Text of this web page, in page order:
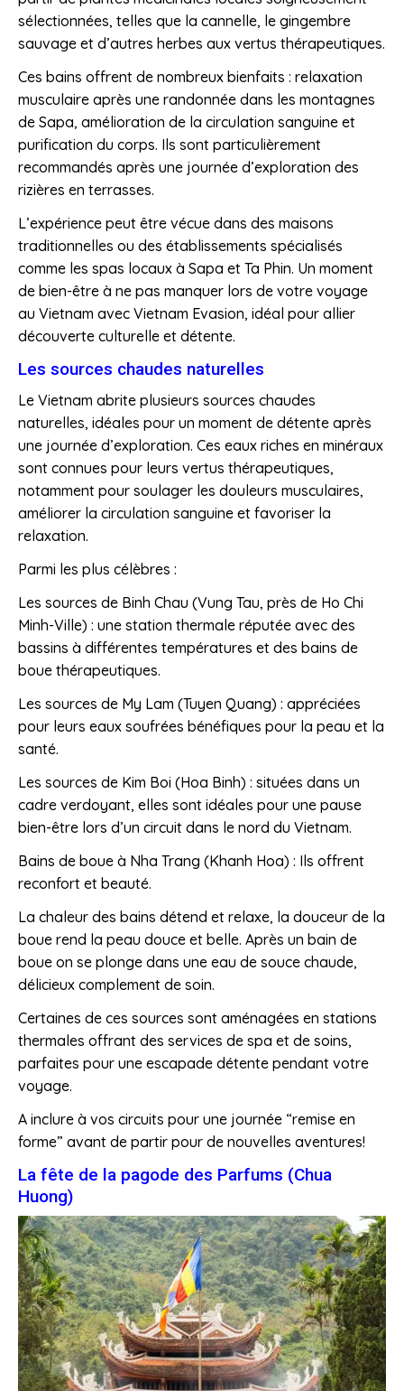
sélectionnées, telles que la cannelle, le gingembre
sauvage et d’autres herbes aux vertus thérapeutiques.
Ces bains offrent de nombreux bienfaits : relaxation
musculaire après une randonnée dans les montagnes
de Sapa, amélioration de la circulation sanguine et
purification du corps. Ils sont particulièrement
recommandés après une journée d’exploration des
rizières en terrasses.
L’expérience peut être vécue dans des maisons
traditionnelles ou des établissements spécialisés
comme les spas locaux à Sapa et Ta Phin. Un moment
de bien-être à ne pas manquer lors de votre voyage
au Vietnam avec Vietnam Evasion, idéal pour allier
découverte culturelle et détente.
Les sources chaudes naturelles
Le Vietnam abrite plusieurs sources chaudes
naturelles, idéales pour un moment de détente après
une journée d’exploration. Ces eaux riches en minéraux
sont connues pour leurs vertus thérapeutiques,
notamment pour soulager les douleurs musculaires,
améliorer la circulation sanguine et favoriser la
relaxation.
Parmi les plus célèbres :
Les sources de Binh Chau (Vung Tau, près de Ho Chi
Minh-Ville) : une station thermale réputée avec des
bassins à différentes températures et des bains de
boue thérapeutiques.
Les sources de My Lam (Tuyen Quang) : appréciées
pour leurs eaux soufrées bénéfiques pour la peau et la
santé.
Les sources de Kim Boi (Hoa Binh) : situées dans un
cadre verdoyant, elles sont idéales pour une pause
bien-être lors d’un circuit dans le nord du Vietnam.
Bains de boue à Nha Trang (Khanh Hoa) : Ils offrent
reconfort et beauté.
La chaleur des bains détend et relaxe, la douceur de la
boue rend la peau douce et belle. Après un bain de
boue on se plonge dans une eau de souce chaude,
délicieux complement de soin.
Certaines de ces sources sont aménagées en stations
thermales offrant des services de spa et de soins,
parfaites pour une escapade détente pendant votre
voyage.
A inclure à vos circuits pour une journée “remise en
forme” avant de partir pour de nouvelles aventures!
La fête de la pagode des Parfums (Chua
Huong)